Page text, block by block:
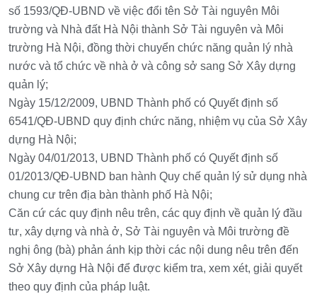
số 1593/QĐ-UBND về việc đổi tên Sở Tài nguyên Môi
trường và Nhà đất Hà Nội thành Sở Tài nguyên và Môi
trường Hà Nội, đồng thời chuyển chức năng quản lý nhà
nước và tổ chức về nhà ở và công sở sang Sở Xây dựng
quản lý;
Ngày 15/12/2009, UBND Thành phố có Quyết định số
6541/QĐ-UBND quy định chức năng, nhiệm vụ của Sở Xây
dựng Hà Nội;
Ngày 04/01/2013, UBND Thành phố có Quyết định số
01/2013/QĐ-UBND ban hành Quy chế quản lý sử dụng nhà
chung cư trên địa bàn thành phố Hà Nội;
Căn cứ các quy định nêu trên, các quy định về quản lý đầu
tư, xây dựng và nhà ở, Sở Tài nguyên và Môi trường đề
nghị ông (bà) phản ánh kịp thời các nội dung nêu trên đến
Sở Xây dựng Hà Nội để được kiểm tra, xem xét, giải quyết
theo quy định của pháp luật.